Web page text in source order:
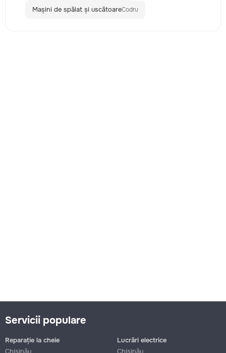
Mașini de spălat și uscătoareCodru
Servicii populare
Reparație la cheie
Chișinău
Lucrări electrice
Chișinău